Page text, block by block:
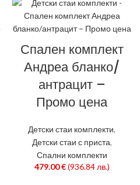
Спален комплект
Андреа бланко/
антрацит –
Промо цена
Детски стаи комплекти,
Детски стаи с приста,
Спални комплекти
479.00€ (936.84 лв.)